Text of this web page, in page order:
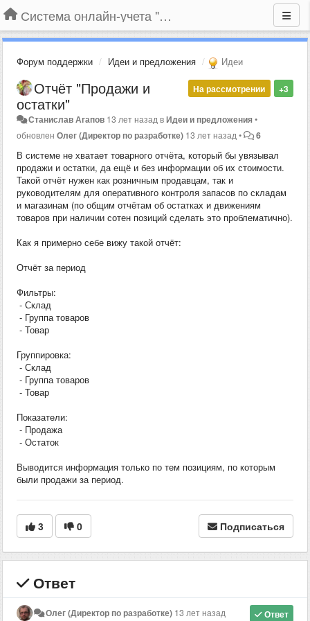
Система онлайн-учета "Большая Птица"
Форум поддержки Идеи и предложения Идеи
+3
На рассмотрении
Отчёт "Продажи и
остатки"
Станислав Агапов 13 лет назад вИдеи и предложения•
обновлен Олег (Директор по разработке) 13 лет назад • 6
В системе не хватает товарного отчёта, который бы увязывал
продажи и остатки, да ещё и без информации об их стоимости.
Такой отчёт нужен как розничным продавцам, так и
руководителям для оперативного контроля запасов по складам
и магазинам (по общим отчётам об остатках и движениям
товаров при наличии сотен позиций сделать это проблематично).
Как я примерно себе вижу такой отчёт:
Отчёт за период
Фильтры:
- Склад
- Группа товаров
- Товар
Группировка:
- Склад
- Группа товаров
- Товар
Показатели:
- Продажа
- Остаток
Выводится информация только по тем позициям, по которым
были продажи за период.
3 0 Подписаться
Ответ
Ответ
Олег (Директор по разработке) 13 лет назад